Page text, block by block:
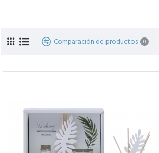
Comparación de productos 0